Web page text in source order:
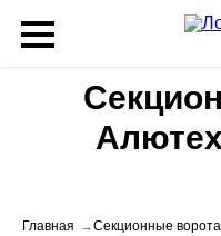
Главная Секционные